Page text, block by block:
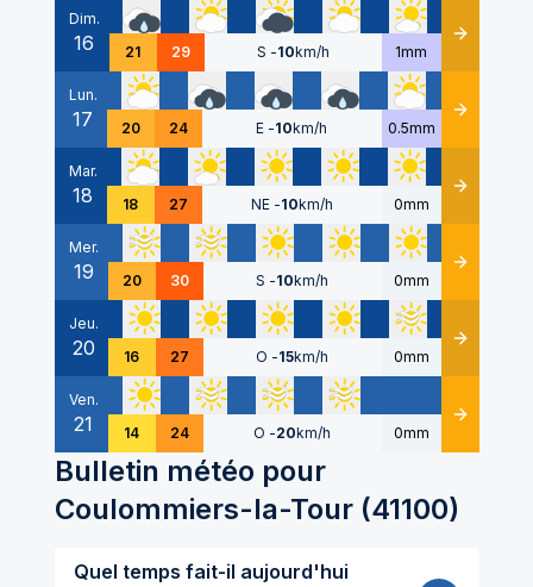
Dim.
16 21 29 S -10km/h 1mm Détails
Lun.
17 20 24 E -10km/h 0.5mm Détails
Mar.
18 18 27 NE -10km/h 0mm Détails
Mer.
19 20 30 S -10km/h 0mm Détails
Jeu.
20 16 27 O -15km/h 0mm Détails
Ven.
21 14 24 O -20km/h 0mm Détails
Bulletin météo pour
Coulommiers-la-Tour(41100)
Quel temps fait-il aujourd'hui